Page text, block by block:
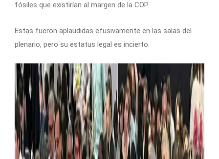
fósiles que existirían al margen de la COP.
Estas fueron aplaudidas efusivamente en las salas del
plenario, pero su estatus legal es incierto.